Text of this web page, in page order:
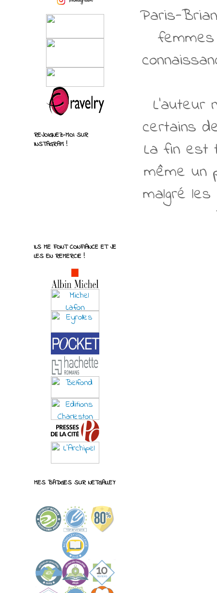
Paris-
L'auteur
certains
La fin est
même un
malgré
REJOIGNEZ-MOI SUR
INSTAGRAM !
ILS ME FONT CONFIANCE ET JE
LES EN REMERCIE !
MES BADGES SUR NETGALLEY